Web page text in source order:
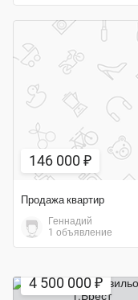
146 000 ₽
Продажа квартир
Геннадий
1 объявление
4 500 000 ₽